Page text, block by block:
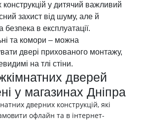
у дитячий важливий
захист від шуму, але й
в експлуатації.
та комори – можна
двері прихованого монтажу,
на тлі стіни.
дверей
у магазинах Дніпра
дверних конструкцій, які
офлайн та в інтернет-